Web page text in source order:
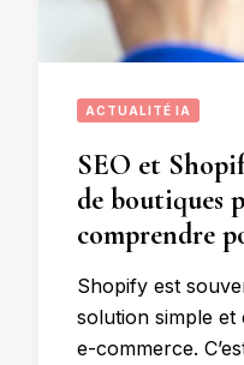
ACTUALITÉ IA
SEO et
de boutiques
comprendre
Shopify est
solution simple
e-commerce.